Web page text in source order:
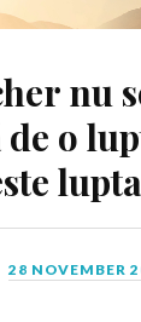
nu
o
28 NOVEMBER